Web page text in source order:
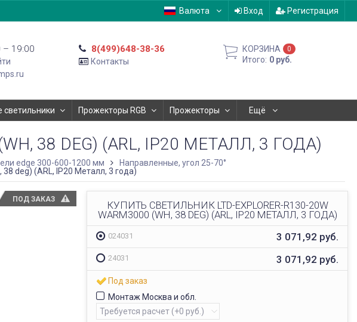
Валюта Вход Регистрация
– 19:00 8(499)648-38-36
Контакты
КОРЗИНА 0
Итого: 0 руб.
Прожекторы RGB Прожекторы Ещё
38 DEG) (ARL, IP20 МЕТАЛЛ, 3 ГОДА)
edge 300-600-1200 мм
Направленные, угол 25-70°
38 deg) (ARL, IP20 Металл, 3 года)
ПОД ЗАКАЗ
КУПИТЬ СВЕТИЛЬНИК LTD-EXPLORER-R130-20W
WARM3000 (WH, 38 DEG) (ARL, IP20 МЕТАЛЛ, 3 ГОДА)
024031 3 071,92 руб.
24031 3 071,92 руб.
Под заказ
Монтаж Москва и обл.